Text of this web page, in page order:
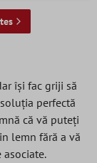
își fac griji să
perfectă
că vă puteți
lemn fără a vă